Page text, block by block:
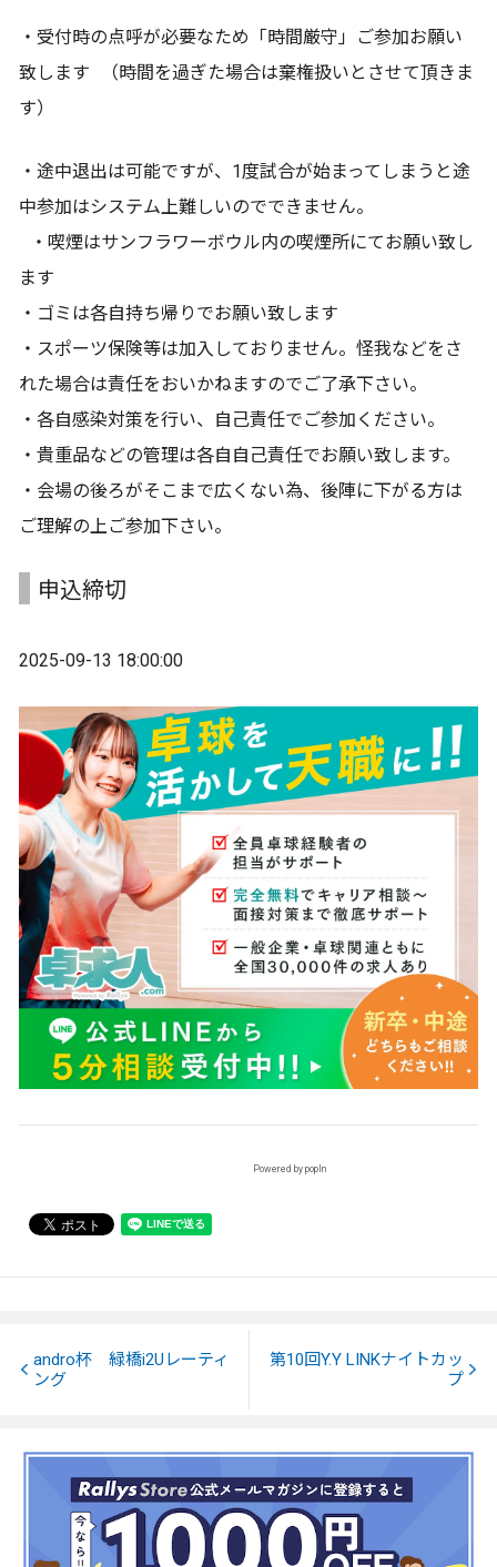
・受付時の点呼が必要なため「時間厳守」ご参加お願い
致します （時間を過ぎた場合は棄権扱いとさせて頂きま
す）
・途中退出は可能ですが、1度試合が始まってしまうと途
中参加はシステム上難しいのでできません。
・喫煙はサンフラワーボウル内の喫煙所にてお願い致し
ます
・ゴミは各自持ち帰りでお願い致します
・スポーツ保険等は加入しておりません。怪我などをさ
れた場合は責任をおいかねますのでご了承下さい。
・各自感染対策を行い、自己責任でご参加ください。
・貴重品などの管理は各自自己責任でお願い致します。
・会場の後ろがそこまで広くない為、後陣に下がる方は
ご理解の上ご参加下さい。
申込締切
2025-09-13 18:00:00
Powered by popIn
andro杯 緑橋i2Uレーティ
ング
第10回Y.Y LINKナイトカッ
プ